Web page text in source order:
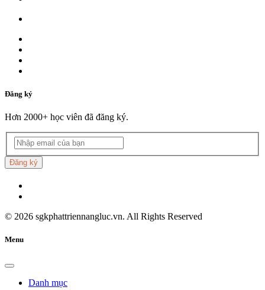
Đăng ký
Hơn 2000+ học viên đã đăng ký.
Đăng ký
© 2026 sgkphattriennangluc.vn. All Rights Reserved
Menu
Danh mục